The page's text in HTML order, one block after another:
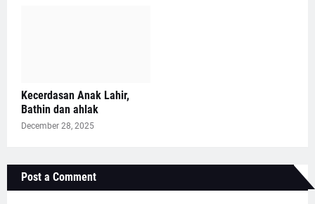
Kecerdasan Anak Lahir,
Bathin dan ahlak
December 28, 2025
Post a Comment